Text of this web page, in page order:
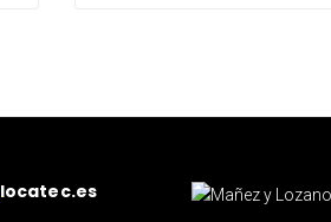
locatec.es